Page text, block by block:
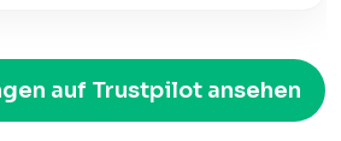
auf Trustpilot ansehen